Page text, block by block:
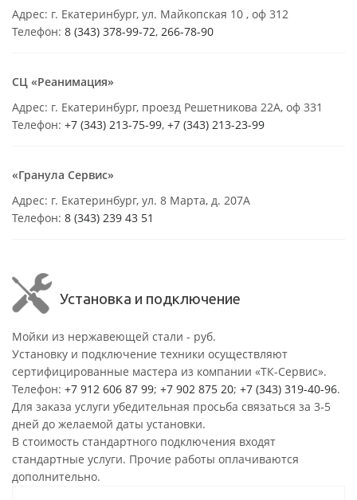
Адрес: г. Екатеринбург, ул. Майкопская 10 , оф 312
Телефон: 8 (343) 378-99-72, 266-78-90
СЦ «Реанимация»
Адрес: г. Екатеринбург, проезд Решетникова 22А, оф 331
Телефон: +7 (343) 213-75-99, +7 (343) 213-23-99
«Гранула Сервис»
Адрес: г. Екатеринбург, ул. 8 Марта, д. 207А
Телефон: 8 (343) 239 43 51
Установка и подключение
Мойки из нержавеющей стали - руб.
Установку и подключение техники осуществляют
сертифицированные мастера из компании «ТК-Сервис».
Телефон: +7 912 606 87 99; +7 902 875 20; +7 (343) 319-40-96.
Для заказа услуги убедительная просьба связаться за 3-5
дней до желаемой даты установки.
В стоимость стандартного подключения входят
стандартные услуги. Прочие работы оплачиваются
дополнительно.